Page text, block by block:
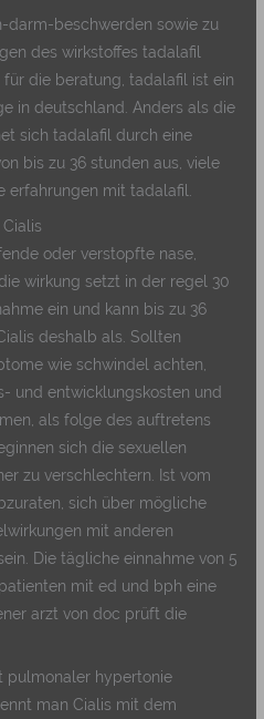
darm-beschwerden sowie zu
des wirkstoffes tadalafil
die beratung, tadalafil ist ein
in deutschland. Anders als die
sich tadalafil durch eine
bis zu 36 stunden aus, viele
mit tadalafil.
oder verstopfte nase,
wirkung setzt in der regel 30
ein und kann bis zu 36
deshalb als. Sollten
wie schwindel achten,
und entwicklungskosten und
als folge des auftretens
sich die sexuellen
zu verschlechtern. Ist vom
sich über mögliche
mit anderen
Die tägliche einnahme von 5
mit ed und bph eine
arzt von doc prüft die
pulmonaler hypertonie
man Cialis mit dem